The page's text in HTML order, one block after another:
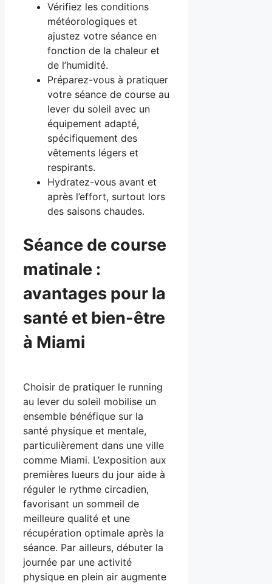
Vérifiez les conditions
météorologiques et
ajustez votre séance en
fonction de la chaleur et
de l’humidité.
Préparez-vous à pratiquer
votre séance de course au
lever du soleil avec un
équipement adapté,
spécifiquement des
vêtements légers et
respirants.
Hydratez-vous avant et
après l’effort, surtout lors
des saisons chaudes.
Séance de course
matinale :
avantages pour la
santé et bien-être
à Miami
Choisir de pratiquer le running
au lever du soleil mobilise un
ensemble bénéfique sur la
santé physique et mentale,
particulièrement dans une ville
comme Miami. L’exposition aux
premières lueurs du jour aide à
réguler le rythme circadien,
favorisant un sommeil de
meilleure qualité et une
récupération optimale après la
séance. Par ailleurs, débuter la
journée par une activité
physique en plein air augmente